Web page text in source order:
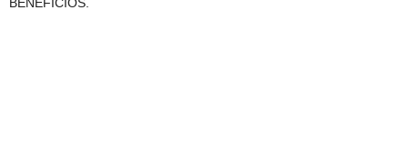
BENEFÍCIOS.